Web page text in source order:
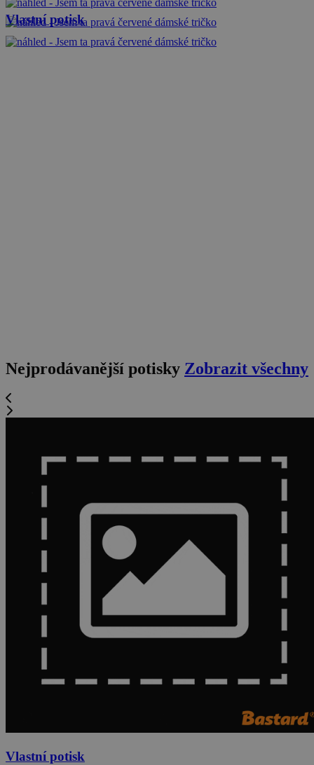
Vlastní potisk
Nejprodávanější potisky Zobrazit všechny
Vlastní potisk